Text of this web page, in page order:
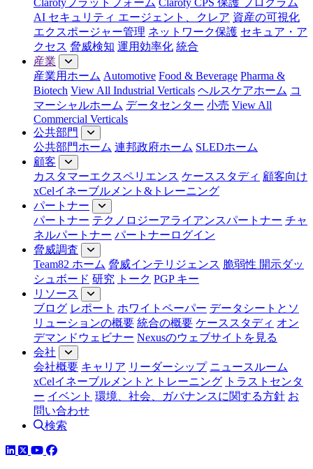
AI セキュリティ エージェント、クレア 資産の可視化
エクスポージャー管理 ネットワーク保護 セキュア・ア
クセス 脅威検知 運用効率化 統合
産業
産業用ホーム Automotive Food & Beverage Pharma &
Biotech View All Industrial Verticals ヘルスケアホーム コ
マーシャルホーム データセンター 小売 View All
Commercial Verticals
公共部門
公共部門ホーム 連邦政府ホーム SLEDホーム
顧客
カスタマーエクスペリエンス ケーススタディ 顧客向け
xCelイネーブルメント&トレーニング
パートナー
パートナー テクノロジーアライアンスパートナー チャ
ネルパートナー パートナーログイン
脅威調査
Team82 ホーム 脅威インテリジェンス 脆弱性 開示ダッ
シュボード 研究 トーク PGP キー
リソース
ブログ レポート ホワイトペーパー データシートとソ
リューションの概要 統合の概要 ケーススタディ オン
デマンドウェビナー Nexusのウェブサイトを見る
会社
会社概要 キャリア リーダーシップ ニュースルーム
xCelイネーブルメントとトレーニング トラストセンタ
ー イベント 環境、社会、ガバナンスに関する方針 お
問い合わせ
検索
LinkedIn
ツイッター
YouTube
Facebook